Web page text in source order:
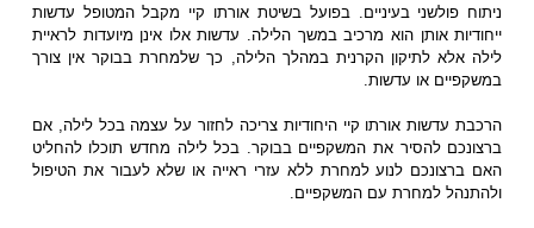
ניתוח פולשני בעיניים. בפועל בשיטת אורתו קיי מקבל המטופל עדשות
ייחודיות אותן הוא מרכיב במשך הלילה. עדשות אלו אינן מיועדות לראיית
לילה אלא לתיקון הקרנית במהלך הלילה, כך שלמחרת בבוקר אין צורך
במשקפיים או עדשות.
הרכבת עדשות אורתו קיי היחודיות צריכה לחזור על עצמה בכל לילה, אם
ברצונכם להסיר את המשקפיים בבוקר. בכל לילה מחדש תוכלו להחליט
האם ברצונכם לנוע למחרת ללא עזרי ראייה או שלא לעבור את הטיפול
ולהתנהל למחרת עם המשקפיים.